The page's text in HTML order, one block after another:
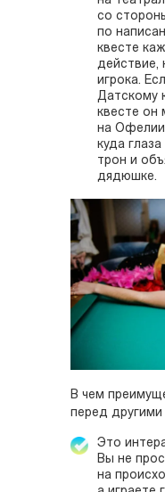
со
по
квесте
действие,
игрока.
Датскому
квесте он
на Офелии
куда
трон и
дядюшке.
В чем
перед
Это
Вы не
на